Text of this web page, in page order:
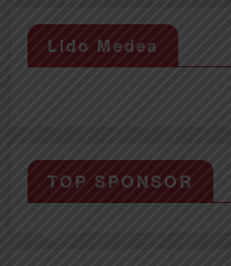
Lido Medea
TOP SPONSOR